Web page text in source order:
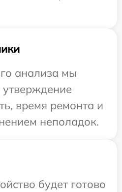
анализа мы
время ремонта и
неполадок.
будет готово